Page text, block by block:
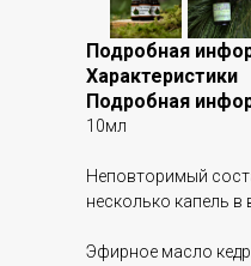
Подробная
Характеристики
Подробная
10мл
Неповторимый
несколько капель
Эфирное масло